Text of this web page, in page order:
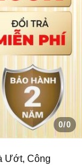
0/0
Ướt, Công